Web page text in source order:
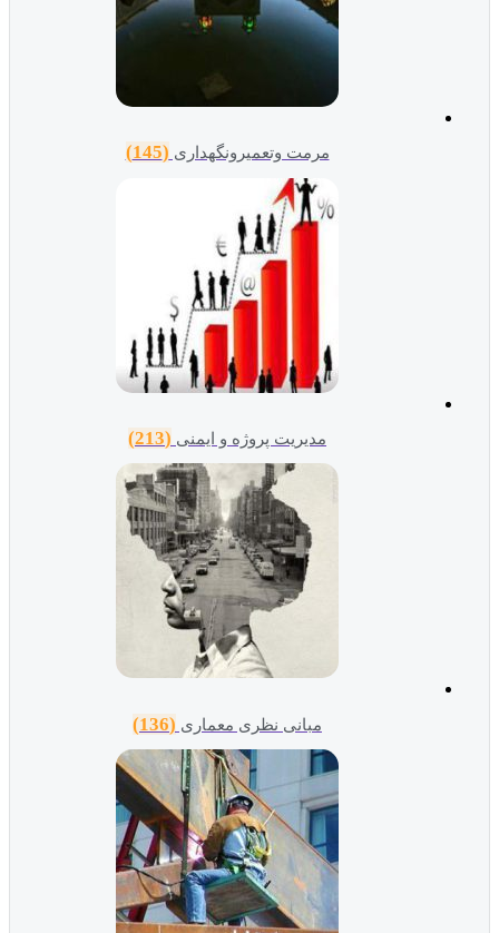
مرمت وتعمیرونگهداری(145)
مدیریت پروژه و ایمنی (213)
مبانی نظری معماری (136)